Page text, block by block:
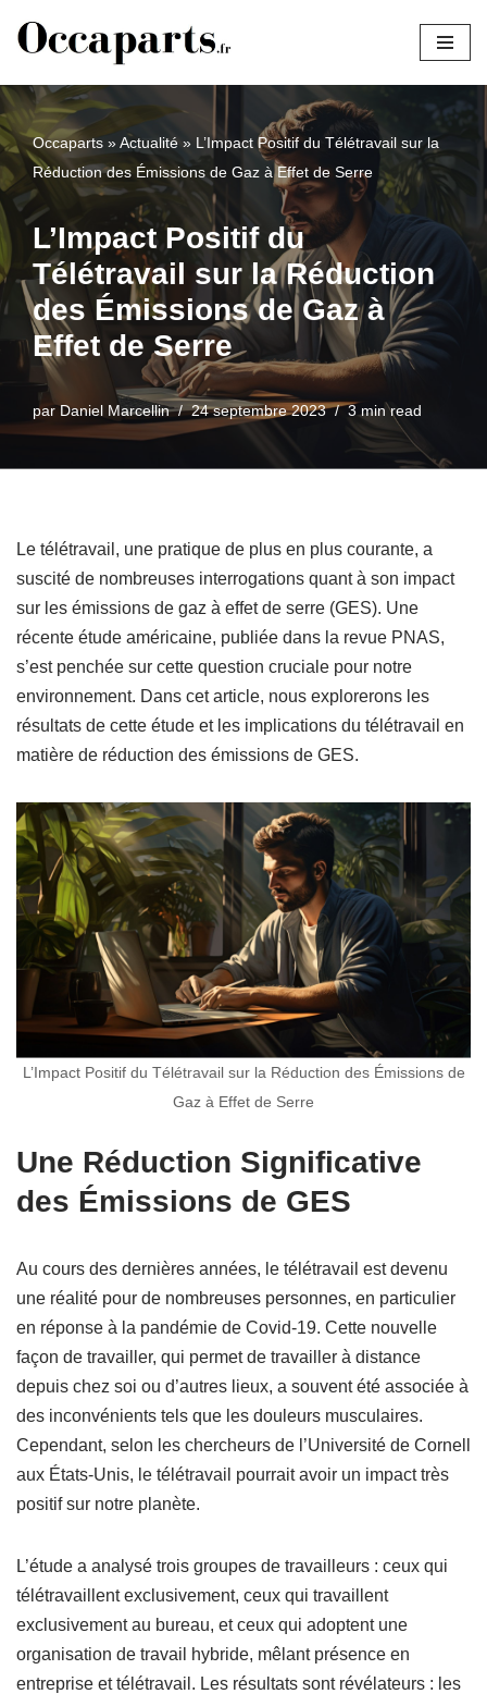
Aller
au
contenu
Occaparts»Actualité »L’Impact Positif du Télétravail sur la
Réduction des Émissions de Gaz à Effet de Serre
L’Impact Positif du
Télétravail sur la Réduction
des Émissions de Gaz à
Le télétravail, une pratique de plus en plus courante, a
suscité de nombreuses interrogations quant à son impact
sur les émissions de gaz à effet de serre (GES). Une
récente étude américaine, publiée dans la revue PNAS,
environnement. Dans cet article, nous explorerons les
résultats de cette étude et les implications du télétravail en
matière de réduction des émissions de GES.
L’Impact Positif du Télétravail sur la Réduction des Émissions de
Gaz à Effet de Serre
Une Réduction Significative
des Émissions de GES
Au cours des dernières années, le télétravail est devenu
une réalité pour de nombreuses personnes, en particulier
en réponse à la pandémie de Covid-19. Cette nouvelle
façon de travailler, qui permet de travailler à distance
depuis chez soi ou d’autres lieux, a souvent été associée à
Cependant, selon les chercheurs de l’Université de Cornell
aux États-Unis, le télétravail pourrait avoir un impact très
L’étude a analysé trois groupes de travailleurs : ceux qui